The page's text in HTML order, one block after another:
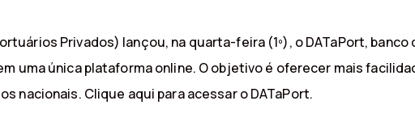
Privados) lançou, na quarta-feira (1º), o DATaPort,
uma única plataforma online. O objetivo é oferecer mais
nacionais. Clique aqui para acessar o DATaPort.